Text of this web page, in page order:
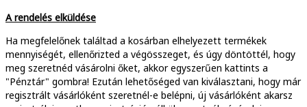
A rendelés elküldése
Ha megfelelőnek találtad a kosárban elhelyezett termékek
mennyiségét, ellenőrizted a végösszeget, és úgy döntöttél, hogy
meg szeretnéd vásárolni őket, akkor egyszerűen kattints a
"Pénztár" gombra! Ezután lehetőséged van kiválasztani, hogy már
regisztrált vásárlóként szeretnél-e belépni, új vásárlóként akarsz